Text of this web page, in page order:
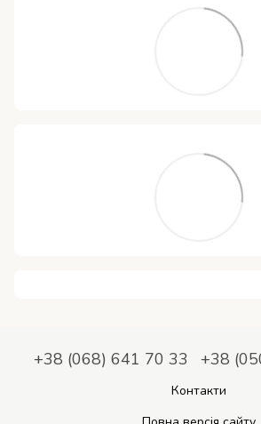
+38 (068) 641 70 33 +38
Контакти